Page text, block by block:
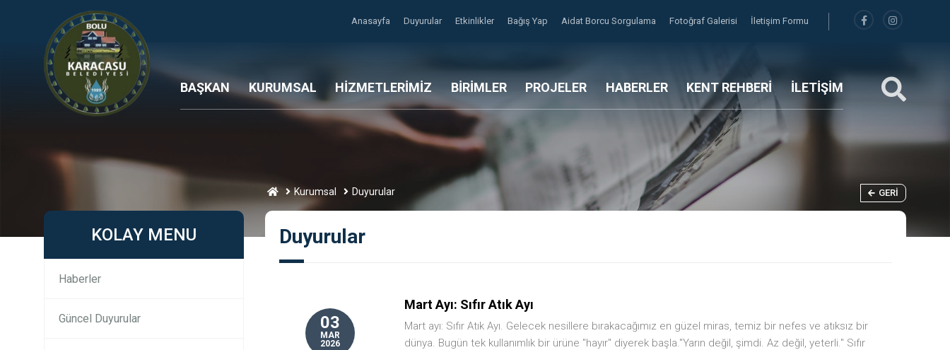
Anasayfa Duyurular Etkinlikler Bağış Yap Aidat Borcu Sorgulama Fotoğraf Galerisi İletişim Formu
BAŞKAN KURUMSAL HİZMETLERİMİZ BİRİMLER PROJELER HABERLER KENT REHBERİ İLETİŞİM
Kurumsal Duyurular GERI
KOLAY MENU
Haberler
Güncel Duyurular
Duyurular
03
MAR
2026
Mart Ayı: Sıfır Atık Ayı
Mart ayı: Sıfır Atık Ayı. Gelecek nesillere bırakacağımız en güzel miras, temiz bir nefes ve atıksız bir
dünya. Bugün tek kullanımlık bir ürüne "hayır" diyerek başla."Yarın değil, şimdi. Az değil, yeterli." Sıfır